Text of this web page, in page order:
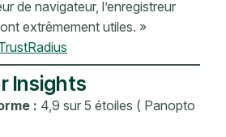
de navigateur, l’enregistreur
extrêmement utiles. »
Insights
: 4,9 sur 5 étoiles ( Panopto